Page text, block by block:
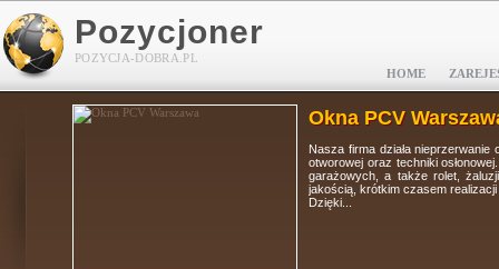
Pozycjoner
POZYCJA-DOBRA.PL
HOME
Okna PCV
Nasza firma działa
otworowej oraz techniki
garażowych, a także rolet,
jakością, krótkim czasem
Dzięki...